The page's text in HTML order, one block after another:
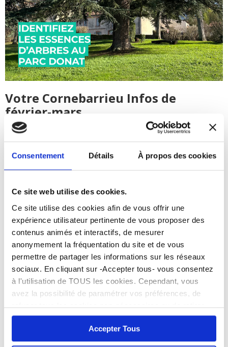
Consentement Détails À propos des cookies
Ce site web utilise des cookies.
Ce site utilise des cookies afin de vous offrir une
expérience utilisateur pertinente de vous proposer des
contenus animés et interactifs, de mesurer
anonymement la fréquentation du site et de vous
permettre de partager les informations sur les réseaux
sociaux. En cliquant sur -Accepter tous- vous consentez
à l'utilisation de TOUS les cookies. Cependant, vous
avez la possibilité de paramétrer vos préférences, de
refuser tous les cookies non-nécessaires ou de retirer
entièrement votre consentement. Attention, le fait de ne
pas accepter tous les cookies peut bloquer certaines
fonctionnalités du site.> Lire notre Politique de
Accepter Tous
Votre Cornebarrieu Infos de
février-mars
ligne et sera dès le 6 février dans les accueils des services
municipaux, chez vos commerçants, ou, pour les abonnés,
prochainement dans votre boîte aux lettres. Vous y
nouveaux commerçants qui s’installent sur la commune, les
et ses dîners parents, le point travaux et la page culture avec
les spectacles à ne pas manquer et les rendez-vous
incontournables de la médiathèque. Bonne lecture à toutes et
Pour le consulter, cliquezICI
Facebook
29 janvier 2026